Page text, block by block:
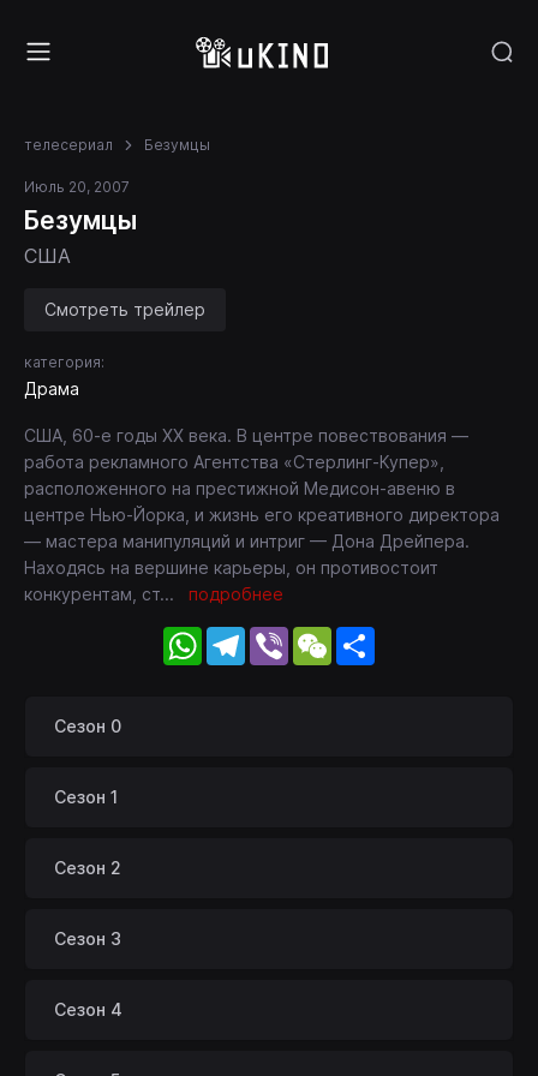
телесериал Безумцы
Июль 20, 2007
Безумцы
США
Смотреть трейлер
категория:
Драма
США, 60-е годы ХХ века. В центре повествования —
работа рекламного Агентства «Стерлинг-Купер»,
расположенного на престижной Медисон-авеню в
центре Нью-Йорка, и жизнь его креативного директора
— мастера манипуляций и интриг — Дона Дрейпера.
Находясь на вершине карьеры, он противостоит
конкурентам, ст... подробнее
WhatsApp
Telegram
Viber WeChat
Сезон 0
Сезон 1
Сезон 2
Сезон 3
Сезон 4